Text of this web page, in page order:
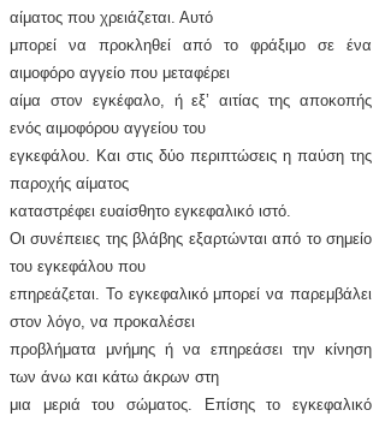
αίματος που χρειάζεται. Αυτό
μπορεί να προκληθεί από το φράξιμο σε ένα
αιμοφόρο αγγείο που μεταφέρει
αίμα στον εγκέφαλο, ή εξ’ αιτίας της αποκοπής
ενός αιμοφόρου αγγείου του
εγκεφάλου. Και στις δύο περιπτώσεις η παύση της
παροχής αίματος
καταστρέφει ευαίσθητο εγκεφαλικό ιστό.
Οι συνέπειες της βλάβης εξαρτώνται από το σημείο
του εγκεφάλου που
επηρεάζεται. Το εγκεφαλικό μπορεί να παρεμβάλει
στον λόγο, να προκαλέσει
προβλήματα μνήμης ή να επηρεάσει την κίνηση
των άνω και κάτω άκρων στη
μια μεριά του σώματος. Επίσης το εγκεφαλικό